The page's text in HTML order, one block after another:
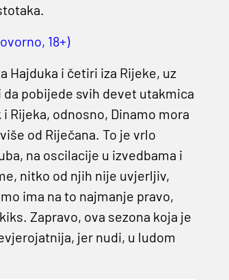
18+)
Hajduka i četiri iza Rijeke, uz
pobijede svih devet utakmica
Rijeka, odnosno, Dinamo mora
od Riječana. To je vrlo
na oscilacije u izvedbama i
nitko od njih nije uvjerljiv,
ima na to najmanje pravo,
Zapravo, ova sezona koja je
jer nudi, u ludom